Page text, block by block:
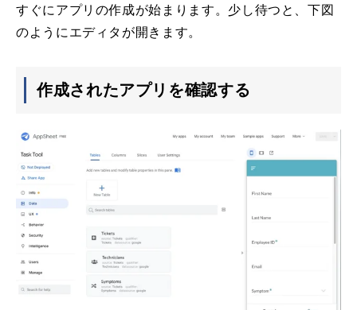
すぐにアプリの作成が始まります。少し待つと、下図
のようにエディタが開きます。
作成されたアプリを確認する